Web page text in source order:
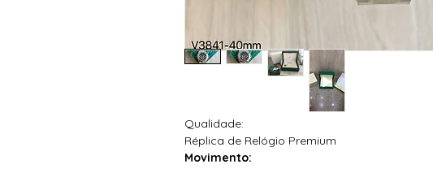
Qualidade:
Réplica de Relógio Premium
Movimento: